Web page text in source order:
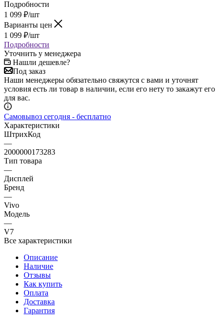
1 099₽/шт
Подробности
Уточнить у менеджера
Нашли дешевле?
Под заказ
Наши менеджеры обязательно свяжутся с вами и уточнят
условия есть ли товар в наличии, если его нету то закажут его
для вас.
Самовывоз сегодня - бесплатно
Характеристики
ШтрихКод
—
2000000173283
Тип товара
—
Дисплей
Бренд
—
Vivo
Модель
—
V7
Все характеристики
Отзывы
Как купить
Оплата
Доставка
Гарантия